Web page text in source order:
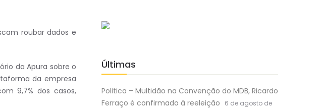
roubar dados e
da Apura sobre o
da empresa
9,7% dos casos,
Últimas
Politica – Multidão na Convenção do MDB, Ricardo
Ferraço é confirmado à reeleição
6 de agosto de